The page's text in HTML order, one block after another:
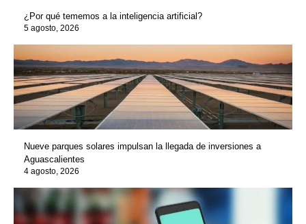
¿Por qué tememos a la inteligencia artificial?
5 agosto, 2026
Nueve parques solares impulsan la llegada de inversiones a
Aguascalientes
4 agosto, 2026